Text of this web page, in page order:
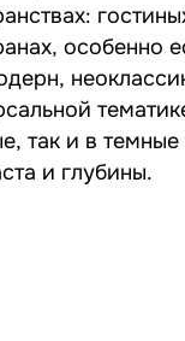
особенно
так и в
и глубины.